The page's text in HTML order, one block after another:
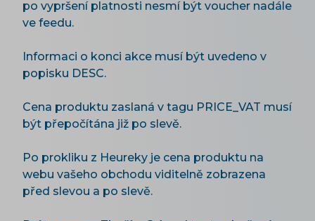
po vypršení platnosti nesmí být voucher nadále
ve feedu.
Informaci o konci akce musí být uvedeno v
popisku DESC.
Cena produktu zaslaná v tagu PRICE_VAT musí
být přepočítána již po slevě.
Po prokliku z Heureky je cena produktu na
webu vašeho obchodu viditelně zobrazena
před slevou a po slevě.